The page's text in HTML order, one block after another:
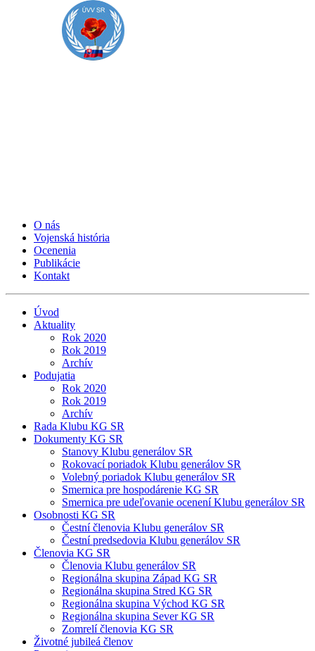
O nás
Vojenská história
Ocenenia
Publikácie
Kontakt
Úvod
Aktuality
Rok 2020
Rok 2019
Archív
Podujatia
Rok 2020
Rok 2019
Archív
Rada Klubu KG SR
Dokumenty KG SR
Stanovy Klubu generálov SR
Rokovací poriadok Klubu generálov SR
Volebný poriadok Klubu generálov SR
Smernica pre hospodárenie KG SR
Smernica pre udeľovanie ocenení Klubu generálov SR
Osobnosti KG SR
Čestní členovia Klubu generálov SR
Čestní predsedovia Klubu generálov SR
Členovia KG SR
Členovia Klubu generálov SR
Regionálna skupina Západ KG SR
Regionálna skupina Stred KG SR
Regionálna skupina Východ KG SR
Regionálna skupina Sever KG SR
Zomrelí členovia KG SR
Životné jubileá členov